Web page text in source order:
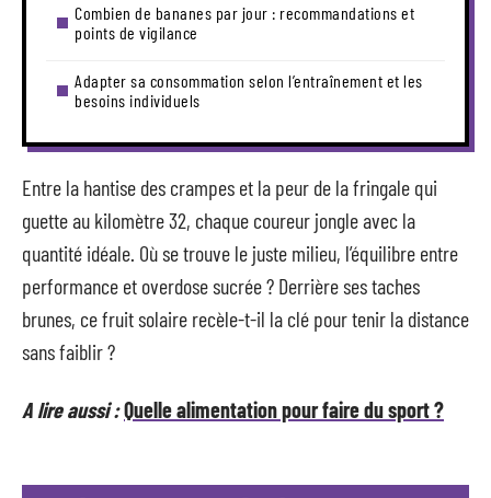
Combien de bananes par jour : recommandations et
points de vigilance
Adapter sa consommation selon l’entraînement et les
besoins individuels
Entre la hantise des crampes et la peur de la fringale qui
guette au kilomètre 32, chaque coureur jongle avec la
quantité idéale. Où se trouve le juste milieu, l’équilibre entre
performance et overdose sucrée ? Derrière ses taches
brunes, ce fruit solaire recèle-t-il la clé pour tenir la distance
sans faiblir ?
A lire aussi :Quelle alimentation pour faire du sport ?